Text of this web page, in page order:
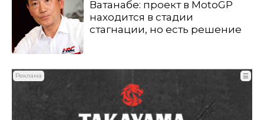
Ватанабе: проект в MotoGP
находится в стадии
стагнации, но есть решение
Реклама ☰